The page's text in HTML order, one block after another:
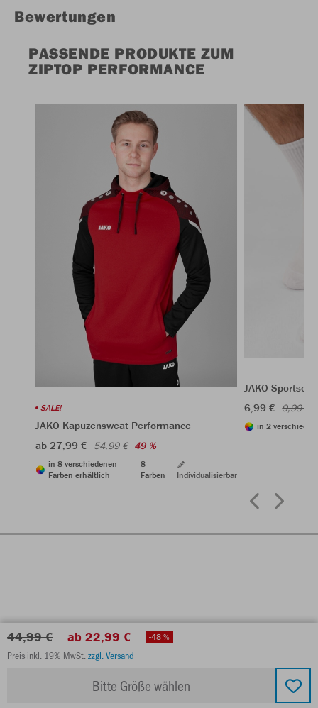
44,99 € ab 22,99 € -48 %
Preis inkl. 19% MwSt.zzgl. Versand
Bitte Größe wählen
Bewertungen
PASSENDE PRODUKTE ZUM
ZIPTOP PERFORMANCE
SALE!
JAKO Kapuzensweat Performance
ab 27,99 € 54,99 € 49 %
in 8 verschiedenen
Farben erhältlich
8
Farben
Individualisierbar
JAKO
6,99 € 9,99 €
in 2